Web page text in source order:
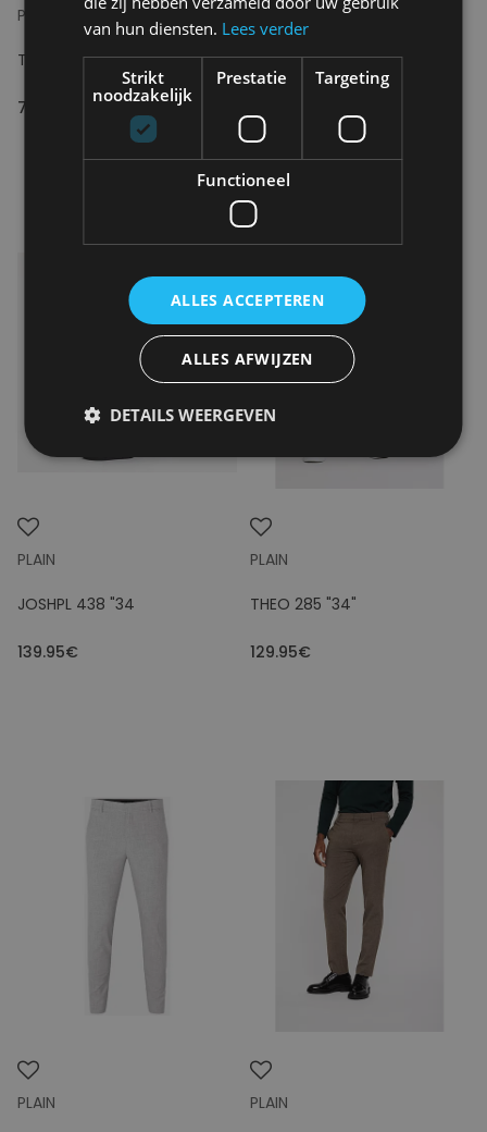
PLAIN
TURIPL SHORTS 041
79.95€
PLAIN
THEOPL 079 THUNDER
HERRINGBONE "34
PLAIN
JOSHPL 438 "34
139.95€
PLAIN
THEO 285 "34"
129.95€
PLAIN PLAIN
van hun diensten. Lees verder
Strikt
noodzakelijk
Prestatie Targeting
Functioneel
ALLES ACCEPTEREN
ALLES AFWIJZEN
DETAILS WEERGEVEN